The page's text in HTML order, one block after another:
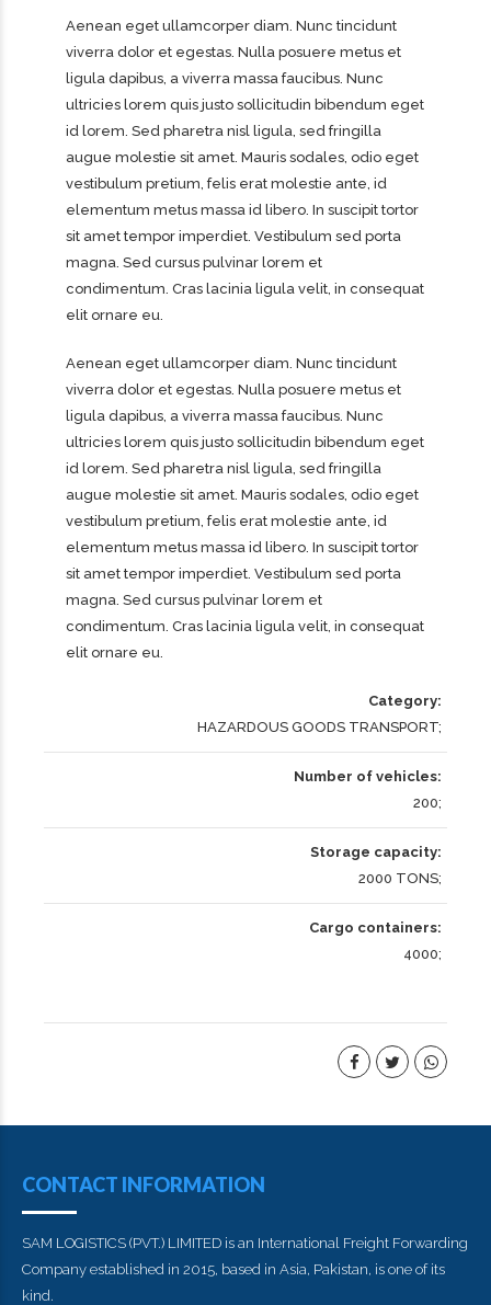
PROJECT: TRANSPORT OF HAZARDOUS GOODS
Aenean eget ullamcorper diam. Nunc tincidunt
viverra dolor et egestas. Nulla posuere metus et
ligula dapibus, a viverra massa faucibus. Nunc
ultricies lorem quis justo sollicitudin bibendum eget
id lorem. Sed pharetra nisl ligula, sed fringilla
augue molestie sit amet. Mauris sodales, odio eget
vestibulum pretium, felis erat molestie ante, id
elementum metus massa id libero. In suscipit tortor
sit amet tempor imperdiet. Vestibulum sed porta
magna. Sed cursus pulvinar lorem et
condimentum. Cras lacinia ligula velit, in consequat
elit ornare eu.
Aenean eget ullamcorper diam. Nunc tincidunt
viverra dolor et egestas. Nulla posuere metus et
ligula dapibus, a viverra massa faucibus. Nunc
ultricies lorem quis justo sollicitudin bibendum eget
id lorem. Sed pharetra nisl ligula, sed fringilla
augue molestie sit amet. Mauris sodales, odio eget
vestibulum pretium, felis erat molestie ante, id
elementum metus massa id libero. In suscipit tortor
sit amet tempor imperdiet. Vestibulum sed porta
magna. Sed cursus pulvinar lorem et
condimentum. Cras lacinia ligula velit, in consequat
elit ornare eu.
Category
HAZARDOUS GOODS TRANSPORT
Number of vehicles
200
Storage capacity
2000 TONS
Cargo containers
4000
CONTACT INFORMATION
SAM LOGISTICS (PVT.) LIMITED is an International Freight Forwarding
Company established in 2015, based in Asia, Pakistan, is one of its
kind.